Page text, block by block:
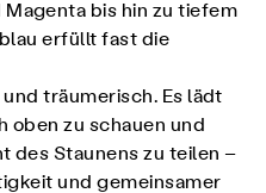
bis hin zu tiefem
erfüllt fast die
träumerisch. Es lädt
oben zu schauen und
des Staunens zu teilen –
und gemeinsamer